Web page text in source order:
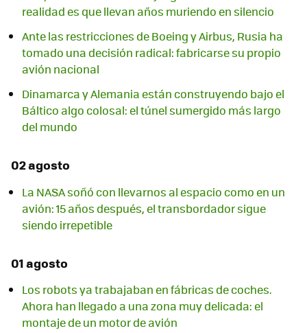
realidad es que llevan años muriendo en silencio
Ante las restricciones de Boeing y Airbus, Rusia ha
tomado una decisión radical: fabricarse su propio
avión nacional
Dinamarca y Alemania están construyendo bajo el
Báltico algo colosal: el túnel sumergido más largo
del mundo
02 agosto
La NASA soñó con llevarnos al espacio como en un
avión: 15 años después, el transbordador sigue
siendo irrepetible
01 agosto
Los robots ya trabajaban en fábricas de coches.
Ahora han llegado a una zona muy delicada: el
montaje de un motor de avión